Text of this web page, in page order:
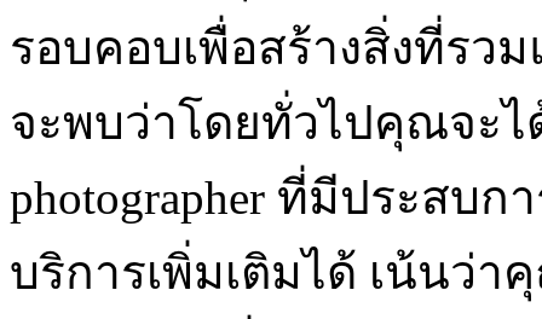
รอบคอบเพื่อสร้างสิ่งที่รว
จะพบว่าโดยทั่วไปคุณจะไ
photographer ที่มีประสบก
บริการเพิ่มเติมได้ เน้นว่